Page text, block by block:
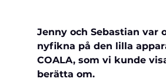
Jenny och Sebastian var
nyfikna på den lilla
COALA, som vi kunde
berätta om.